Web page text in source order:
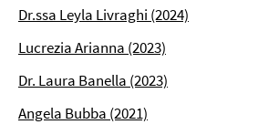
Dr.ssa Leyla Livraghi (2024)
Lucrezia Arianna (2023)
Dr. Laura Banella (2023)
Angela Bubba (2021)